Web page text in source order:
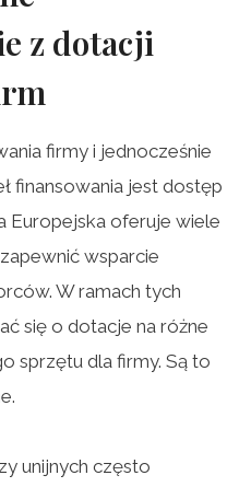
z dotacji
firmy i jednocześnie
finansowania jest dostęp
Europejska oferuje wiele
wsparcie
W ramach tych
się o dotacje na różne
sprzętu dla firmy. Są to
unijnych często